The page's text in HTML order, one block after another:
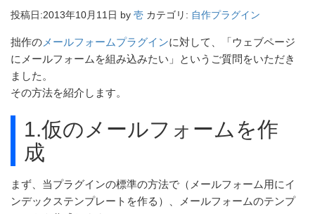
投稿日:2013年10月11日 by 壱 カテゴリ: 自作プラグイン
拙作の メールフォームプラグインに対して、「ウェブページ
にメールフォームを組み込みたい」というご質問をいただき
ました。
その方法を紹介します。
1.仮のメールフォームを作
成
まず、当プラグインの標準の方法で（メールフォーム用にイ
ンデックステンプレートを作る）、メールフォームのテンプ